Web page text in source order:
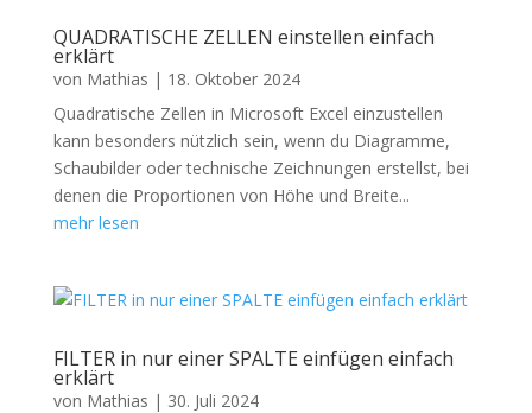
QUADRATISCHE ZELLEN einstellen einfach
erklärt
von Mathias | 18. Oktober 2024
Quadratische Zellen in Microsoft Excel einzustellen
kann besonders nützlich sein, wenn du Diagramme,
Schaubilder oder technische Zeichnungen erstellst, bei
denen die Proportionen von Höhe und Breite...
mehr lesen
FILTER in nur einer SPALTE einfügen einfach
erklärt
von Mathias | 30. Juli 2024